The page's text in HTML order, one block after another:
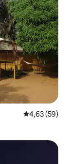
Évaluation
4,63 (59)